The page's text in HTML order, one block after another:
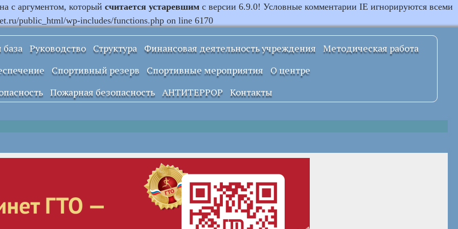
с аргументом, который считается устаревшим с версии 6.9.0! Условные комментарии IE игнорируются всеми
public_html/wp-includes/functions.php on line 6170
Руководство Структура
Финансовая деятельность учреждения
Информация о
закупках и заказах
Методическая работа
Спортивный резерв Спортивные мероприятия
О центре
УСТАВ
Пожарная безопасность АНТИТЕРРОР Контакты